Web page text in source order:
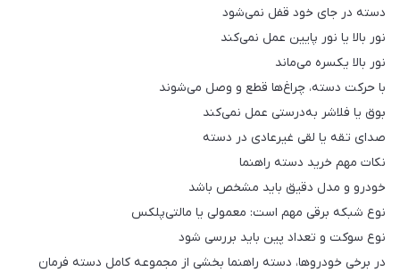
دسته در جای خود قفل نمی‌شود
نور بالا یا نور پایین عمل نمی‌کند
نور بالا یکسره می‌ماند
با حرکت دسته، چراغ‌ها قطع و وصل می‌شوند
بوق یا فلاشر به‌درستی عمل نمی‌کند
صدای تقه یا لقی غیرعادی در دسته
نکات مهم خرید دسته راهنما
خودرو و مدل دقیق باید مشخص باشد
نوع شبکه برقی مهم است: معمولی یا مالتی‌پلکس
نوع سوکت و تعداد پین باید بررسی شود
در برخی خودروها، دسته راهنما بخشی از مجموعه کامل دسته فرمان